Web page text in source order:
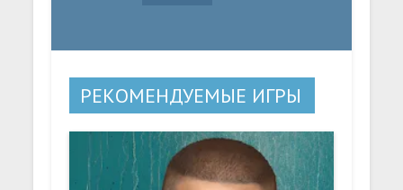
РЕКОМЕНДУЕМЫЕ ИГРЫ